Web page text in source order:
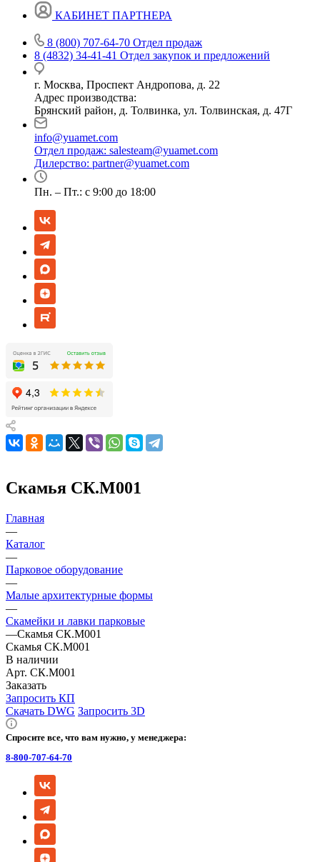
КАБИНЕТ ПАРТНЕРА
8 (800) 707-64-70 Отдел продаж
8 (4832) 34-41-41 Отдел закупок и предложений
г. Москва, Проспект Андропова, д. 22
Адрес производства:
Брянский район, д. Толвинка, ул. Толвинская, д. 47Г
info@yuamet.com
Отдел продаж: salesteam@yuamet.com
Дилерство: partner@yuamet.com
Пн. – Пт.: с 9:00 до 18:00
Скамья СК.М001
Главная
—
Каталог
—
Парковое оборудование
—
Малые архитектурные формы
—
Скамейки и лавки парковые
—Скамья СК.М001
Скамья СК.М001
В наличии
Арт. СК.М001
Заказать
Запросить КП
Скачать DWG Запросить 3D
Спросите все, что вам нужно, у менеджера:
8-800-707-64-70